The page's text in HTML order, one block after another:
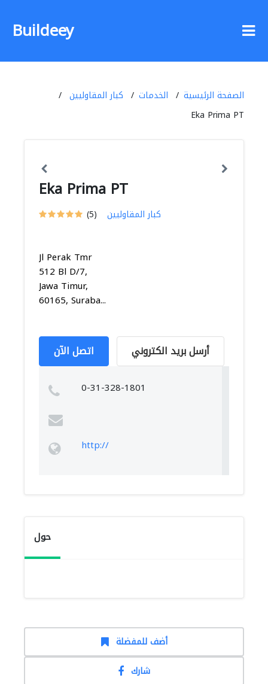
Buildeey
الصفحة الرئيسية الخدمات
كبار المقاوليين
Eka Prima PT
Eka Prima PT
(5) كبار المقاوليين
Jl Perak Tmr
512 Bl D/7,
Jawa Timur,
60165, Suraba...
اتصل الآن أرسل بريد الكتروني
0-31-328-1801
http://
حول
أضف للمفضلة
شارك